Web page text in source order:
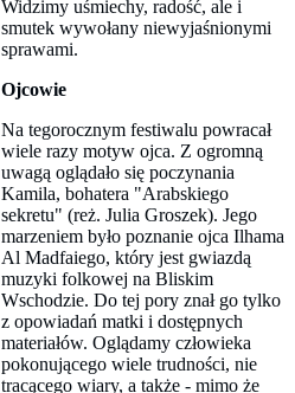
Widzimy uśmiechy, radość, ale i
smutek wywołany niewyjaśnionymi
sprawami.
Ojcowie
Na tegorocznym festiwalu powracał
wiele razy motyw ojca. Z ogromną
uwagą oglądało się poczynania
Kamila, bohatera "Arabskiego
sekretu" (reż. Julia Groszek). Jego
marzeniem było poznanie ojca Ilhama
Al Madfaiego, który jest gwiazdą
muzyki folkowej na Bliskim
Wschodzie. Do tej pory znał go tylko
z opowiadań matki i dostępnych
materiałów. Oglądamy człowieka
pokonującego wiele trudności, nie
tracącego wiary, a także - mimo że